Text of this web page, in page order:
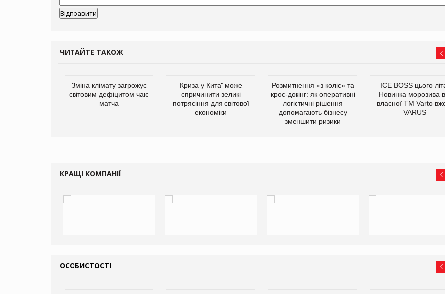
ЧИТАЙТЕ ТАКОЖ
Зміна клімату загрожує
світовим дефіцитом чаю
матча
Криза у Китаї може
спричинити великі
потрясіння для світової
економіки
Розмитнення «з коліс» та
крос-докінг: як оперативні
логістичні рішення
допомагають бізнесу
зменшити ризики
ICE BOSS цього
Новинка морозива
власної ТМ Varto
VARUS
КРАЩІ КОМПАНІЇ
ОСОБИСТОСТІ